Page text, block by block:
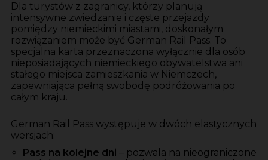
Dla turystów z zagranicy, którzy planują
intensywne zwiedzanie i częste przejazdy
pomiędzy niemieckimi miastami, doskonałym
rozwiązaniem może być German Rail Pass. To
specjalna karta przeznaczona wyłącznie dla osób
nieposiadających niemieckiego obywatelstwa ani
stałego miejsca zamieszkania w Niemczech,
zapewniająca pełną swobodę podróżowania po
całym kraju.
German Rail Pass występuje w dwóch elastycznych
wersjach:
Pass na kolejne dni – pozwala na nieograniczone